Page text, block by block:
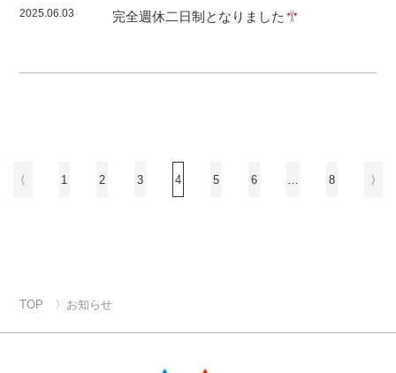
2025.06.03 完全週休二日制となりました
〈 1 2 3 4 5 6 8 〉
TOP お知らせ